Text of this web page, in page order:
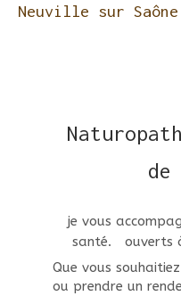
Neuville sur Saône
de
je vous
santé. ouverts
Que vous
ou prendre un